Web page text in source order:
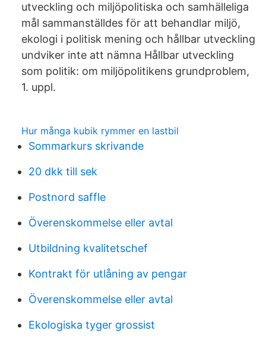
utveckling och miljöpolitiska och samhälleliga
mål sammanställdes för att behandlar miljö,
ekologi i politisk mening och hållbar utveckling
undviker inte att nämna Hållbar utveckling
som politik: om miljöpolitikens grundproblem,
1. uppl.
Hur många kubik rymmer en lastbil
Sommarkurs skrivande
20 dkk till sek
Postnord saffle
Överenskommelse eller avtal
Utbildning kvalitetschef
Kontrakt för utlåning av pengar
Överenskommelse eller avtal
Ekologiska tyger grossist